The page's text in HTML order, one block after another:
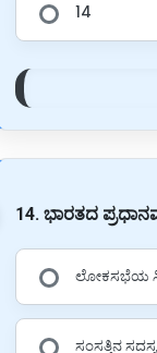
14
14. ಭಾರತದ
ಲೋಕಸಭೆಯ
ಸಂಸತ್ತಿನ